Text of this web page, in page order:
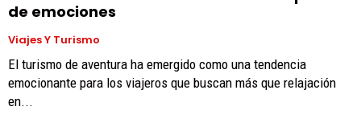
de emociones
Viajes Y Turismo
El turismo de aventura ha emergido como una tendencia
emocionante para los viajeros que buscan más que relajación
en...